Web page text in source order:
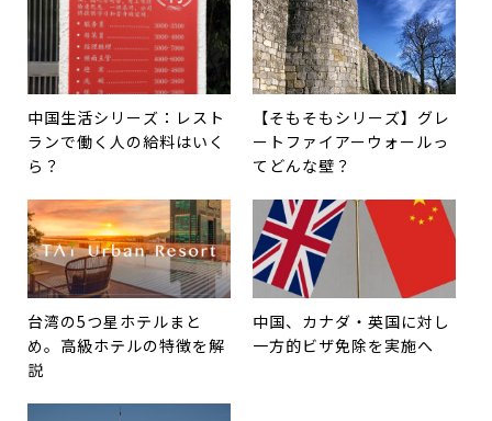
中国生活シリーズ：レスト
ランで働く人の給料はいく
ら？
【そもそもシリーズ】グレ
ートファイアーウォールっ
てどんな壁？
台湾の5つ星ホテルまと
め。高級ホテルの特徴を解
説
中国、カナダ・英国に対し
一方的ビザ免除を実施へ